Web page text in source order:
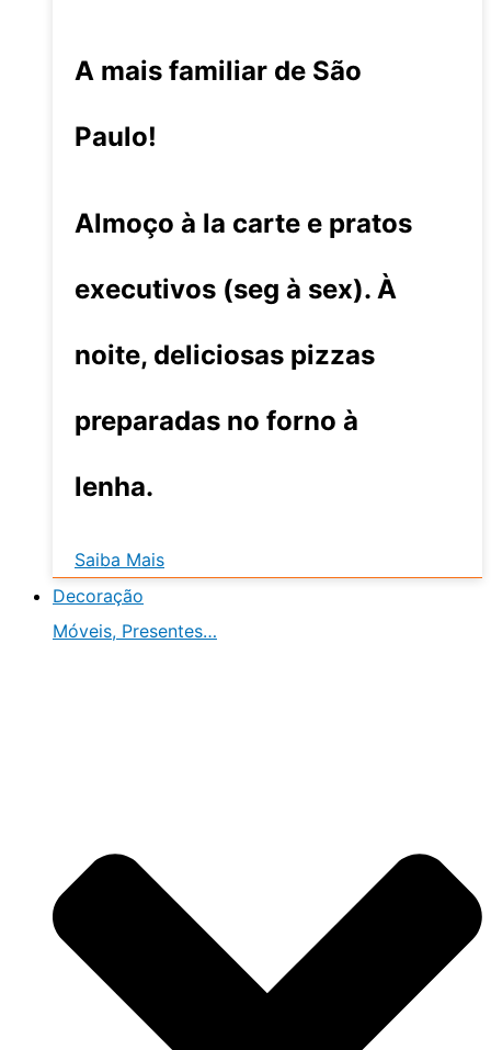
A mais familiar de São
Paulo!
Almoço à la carte e pratos
executivos (seg à sex). À
noite, deliciosas pizzas
preparadas no forno à
lenha.
Saiba Mais
Decoração
Móveis, Presentes…